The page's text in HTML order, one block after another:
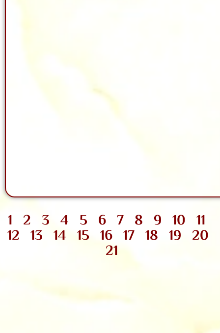
1 2 3 4 5 6 7 8 9 10
11
12
13 14 15 16 17 18 19
20
21